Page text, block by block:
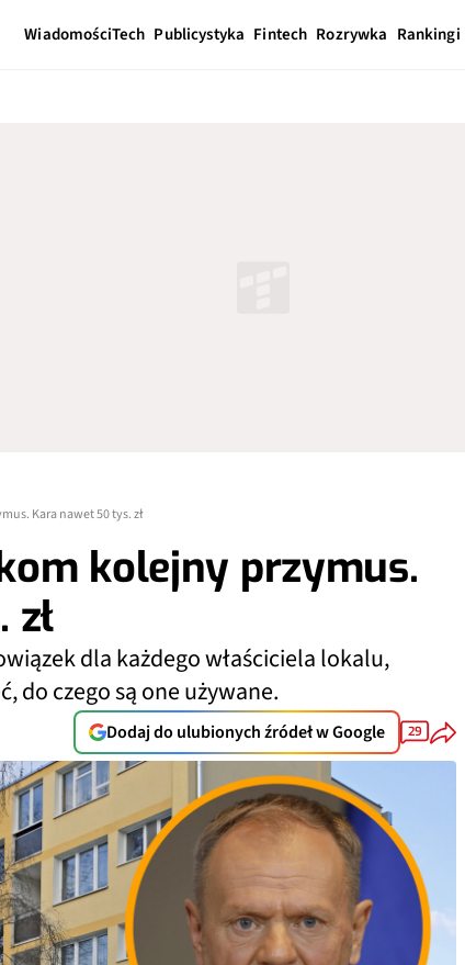
WiadomościTech Publicystyka Fintech Rozrywka Rankingi
Kara nawet 50 tys. zł
kolejny przymus.
dla każdego właściciela lokalu,
do czego są one używane.
Dodaj do ulubionych źródeł w Google 29